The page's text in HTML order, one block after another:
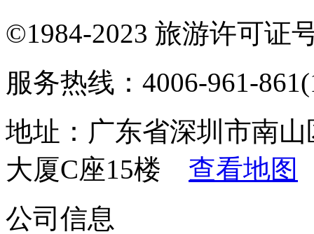
©1984-2023 旅游许可证
服务热线：4006-961-
地址：广东省深圳市南
大厦C座15楼 查看地图
公司信息